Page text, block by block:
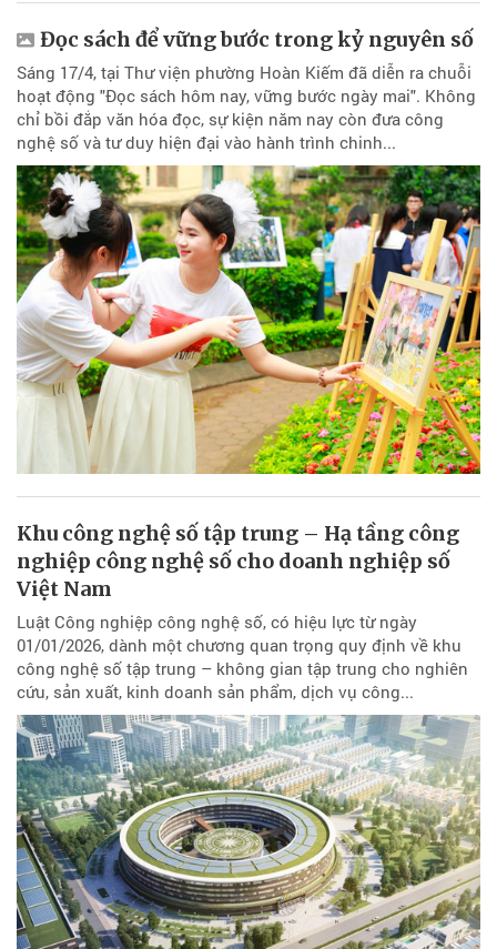
Đọc sách để vững bước trong kỷ nguyên số
Sáng 17/4, tại Thư viện phường Hoàn Kiếm đã diễn ra chuỗi
hoạt động "Đọc sách hôm nay, vững bước ngày mai". Không
chỉ bồi đắp văn hóa đọc, sự kiện năm nay còn đưa công
nghệ số và tư duy hiện đại vào hành trình chinh...
Khu công nghệ số tập trung – Hạ tầng công
nghiệp công nghệ số cho doanh nghiệp số
Việt Nam
Luật Công nghiệp công nghệ số, có hiệu lực từ ngày
01/01/2026, dành một chương quan trọng quy định về khu
công nghệ số tập trung – không gian tập trung cho nghiên
cứu, sản xuất, kinh doanh sản phẩm, dịch vụ công...